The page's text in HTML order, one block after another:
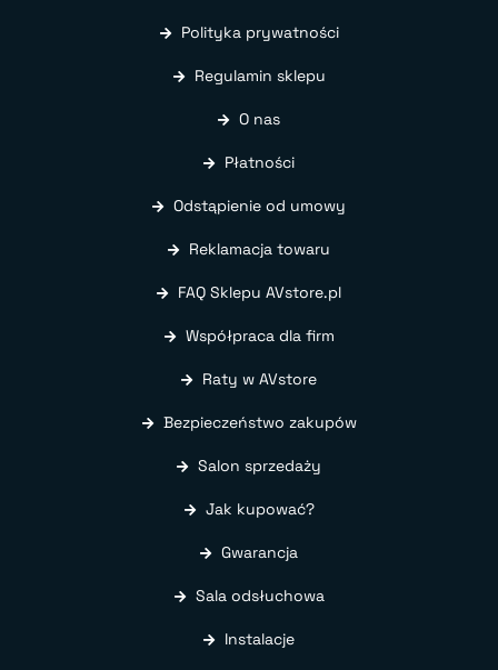
Polityka prywatności
Regulamin sklepu
O nas
Płatności
Odstąpienie od umowy
Reklamacja towaru
FAQ Sklepu AVstore.pl
Współpraca dla firm
Raty w AVstore
Bezpieczeństwo zakupów
Salon sprzedaży
Jak kupować?
Gwarancja
Sala odsłuchowa
Instalacje